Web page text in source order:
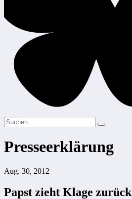
Presseerklärung
Aug. 30, 2012
Papst zieht Klage zurück